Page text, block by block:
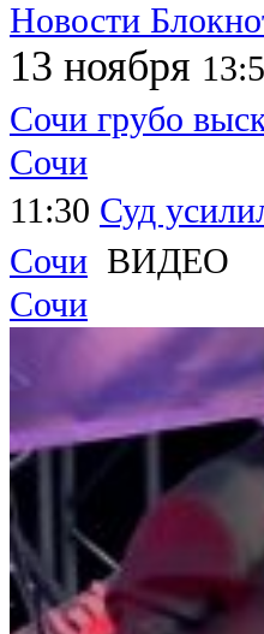
Новости
13 ноября
Сочи грубо
Сочи
11:30 Суд
Сочи ВИДЕО
Сочи